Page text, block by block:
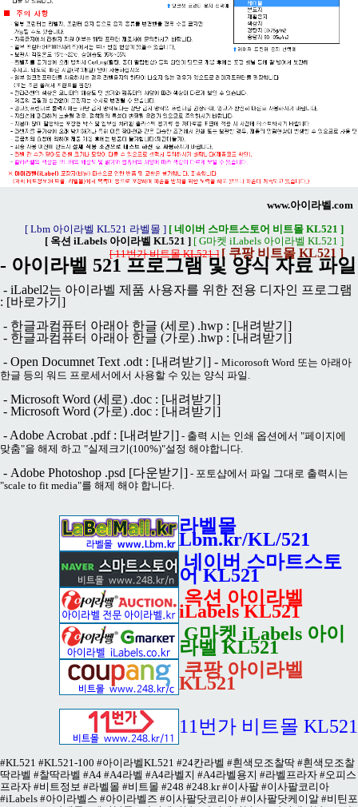
www.아이라벨.com
[ Lbm 아이라벨 KL521 라벨몰 ] [ 네이버 스마트스토어 비트몰 KL521 ]
[ 옥션 iLabels 아이라벨 KL521 ] [ G마켓 iLabels 아이라벨 KL521 ]
[ 11번가 비트몰 KL521 ] [ 쿠팡 비트몰 KL521 ]
- 아이라벨 521 프로그램 및 양식 자료 파일
- iLabel2는 아이라벨 제품 사용자를 위한 전용 디자인 프로그램
: [바로가기]
- 한글과컴퓨터 아래아 한글 (세로) .hwp : [내려받기]
- 한글과컴퓨터 아래아 한글 (가로) .hwp : [내려받기]
- Open Documnet Text .odt : [내려받기] - Micorosoft Word 또는 아래아
한글 등의 워드 프로세서에서 사용할 수 있는 양식 파일.
- Microsoft Word (세로) .doc : [내려받기]
- Microsoft Word (가로) .doc : [내려받기]
- Adobe Acrobat .pdf : [내려받기] - 출력 시는 인쇄 옵션에서 "페이지에
맞춤"을 해제 하고 "실제크기(100%)"설정 해야합니다.
- Adobe Photoshop .psd [다운받기] - 포토샵에서 파일 그대로 출력시는
"scale to fit media"를 해제 해야 합니다.
라벨몰
Lbm.kr/KL/521
네이버 스마트스토
어 KL521
옥션 아이라벨
iLabels KL521
G마켓 iLabels 아이
라벨 KL521
쿠팡 아이라벨
KL521
11번가 비트몰 KL521
#KL521 #KL521-100 #아이라벨KL521 #24칸라벨 #흰색모조찰딱 #흰색모조찰
딱라벨 #찰딱라벨 #A4 #A4라벨 #A4라벨지 #A4라벨용지 #라벨프라자 #오피스
프라자 #비트정보 #라벨몰 #비트몰 #248 #248.kr #이사팔 #이사팔코리아
#iLabels #아이라벨스 #아이라벨즈 #이사팔닷코리아 #이사팔닷케이알 #비틴포